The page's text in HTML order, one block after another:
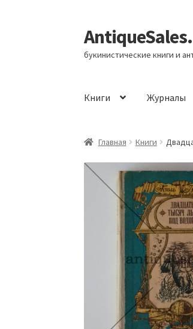
Перейти
к
навигации
Перейти
к
содержимому
букинистические книги и
Книги Журналы
ГлавнаяГлавная Книги